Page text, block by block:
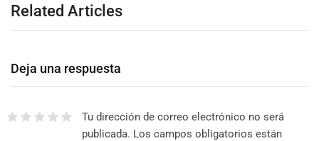
Related Articles
Deja una respuesta
Tu dirección de correo electrónico no será
publicada. Los campos obligatorios están